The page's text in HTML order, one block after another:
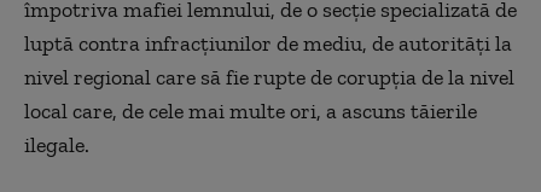
împotriva mafiei lemnului, de o secție specializată de
luptă contra infracțiunilor de mediu, de autorități la
nivel regional care să fie rupte de corupția de la nivel
local care, de cele mai multe ori, a ascuns tăierile
ilegale.